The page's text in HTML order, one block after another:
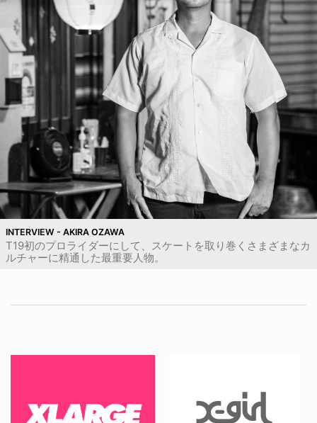
INTERVIEW - AKIRA OZAWA
T19初のプロライダーにして、スケートを取り巻くさまざまなカ
ルチャーに精通した最重要人物。